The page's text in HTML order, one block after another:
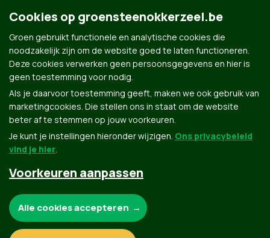
Alle kandidaten uit Steenokkerzeel
Groen.be
Contact Privacybeleid
Cookies op groensteenokkerzeel.be
Groen gebruikt functionele en analytische cookies die
noodzakelijk zijn om de website goed te laten functioneren.
Deze cookies verwerken geen persoonsgegevens en hier is
geen toestemming voor nodig.
Als je daarvoor toestemming geeft, maken we ook gebruik van
marketingcookies. Die stellen ons in staat om de website
beter af te stemmen op jouw voorkeuren.
Je kunt je instellingen hieronder wijzigen. Ons privacybeleid
vind je hier.
Voorkeuren aanpassen
Alle cookies accepteren